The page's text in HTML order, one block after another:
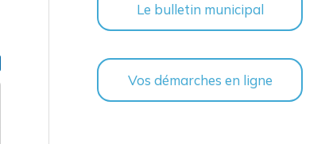
Le bulletin municipal
Vos démarches en ligne